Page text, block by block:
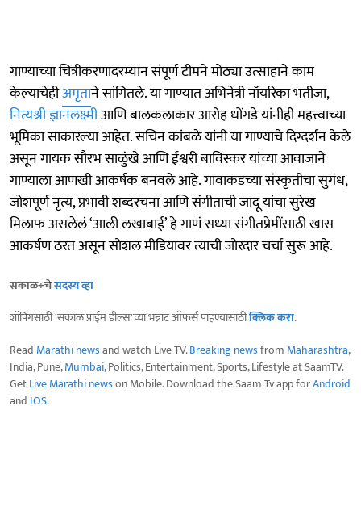
गाण्याच्या चित्रीकरणादरम्यान संपूर्ण टीमने मोठ्या उत्साहाने काम
केल्याचेहीअमृताने सांगितले. या गाण्यात अभिनेत्री नॉयरिका भतीजा,
नित्यश्री ज्ञानलक्ष्मीआणि बालकलाकार आरोह धोंगडे यांनीही महत्त्वाच्या
भूमिका साकारल्या आहेत. सचिन कांबळे यांनी या गाण्याचे दिग्दर्शन केले
असून गायक सौरभ साळुंखे आणि ईश्वरी बाविस्कर यांच्या आवाजाने
गाण्याला आणखी आकर्षक बनवले आहे. गावाकडच्या संस्कृतीचा सुगंध,
जोशपूर्ण नृत्य, प्रभावी शब्दरचना आणि संगीताची जादू यांचा सुरेख
मिलाफ असलेलं ‘आली लखाबाई’ हे गाणं सध्या संगीतप्रेमींसाठी खास
आकर्षण ठरत असून सोशल मीडियावर त्याची जोरदार चर्चा सुरू आहे.
सकाळ+चेसदस्य व्हा
शॉपिंगसाठी 'सकाळ प्राईम डील्स'च्या भन्नाट ऑफर्स पाहण्यासाठीक्लिक करा.
Read Marathi newsand watch Live TV.Breaking newsfrom Maharashtra,
India, Pune,Mumbai, Politics, Entertainment, Sports, Lifestyle at SaamTV.
GetLive Marathi newson Mobile. Download the Saam Tv app forAndroid
and IOS.